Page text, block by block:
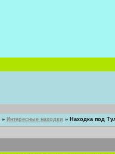
» Интересные находки » Находка под